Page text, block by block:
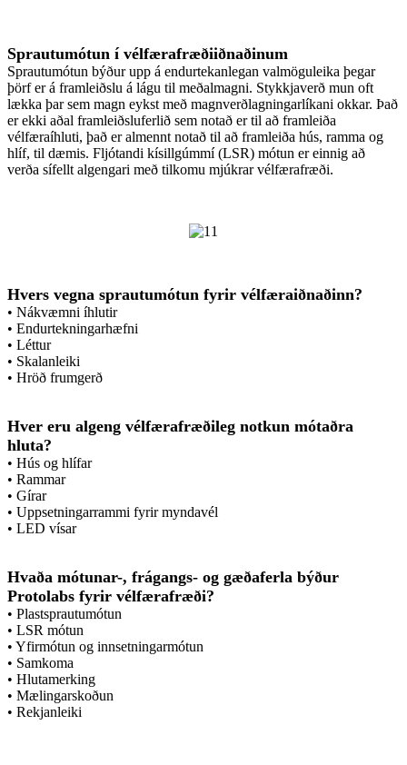
Sprautumótun í vélfærafræðiiðnaðinum
Sprautumótun býður upp á endurtekanlegan valmöguleika þegar
þörf er á framleiðslu á lágu til meðalmagni. Stykkjaverð mun oft
lækka þar sem magn eykst með magnverðlagningarlíkani okkar. Það
er ekki aðal framleiðsluferlið sem notað er til að framleiða
vélfæraíhluti, það er almennt notað til að framleiða hús, ramma og
hlíf, til dæmis. Fljótandi kísillgúmmí (LSR) mótun er einnig að
verða sífellt algengari með tilkomu mjúkrar vélfærafræði.
Hvers vegna sprautumótun fyrir vélfæraiðnaðinn?
• Nákvæmni íhlutir
• Endurtekningarhæfni
• Léttur
• Skalanleiki
• Hröð frumgerð
Hver eru algeng vélfærafræðileg notkun mótaðra
hluta?
• Hús og hlífar
• Rammar
• Gírar
• Uppsetningarrammi fyrir myndavél
• LED vísar
Hvaða mótunar-, frágangs- og gæðaferla býður
Protolabs fyrir vélfærafræði?
• Plastsprautumótun
• LSR mótun
• Yfirmótun og innsetningarmótun
• Samkoma
• Hlutamerking
• Mælingarskoðun
• Rekjanleiki